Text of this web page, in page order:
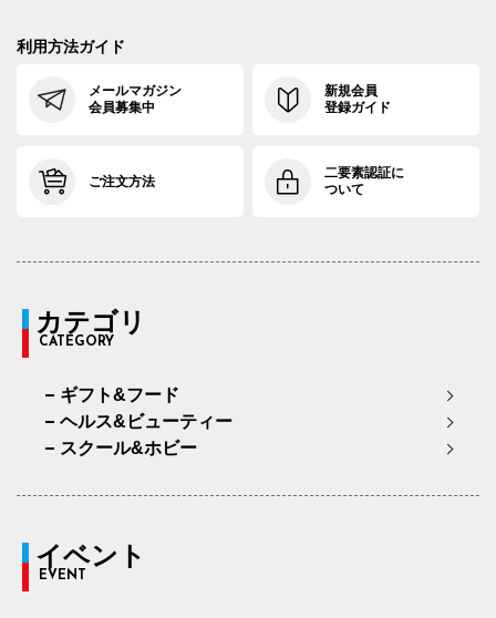
利用方法ガイド
メールマガジン
会員募集中
新規会員
登録ガイド
ご注文方法
二要素認証に
ついて
カテゴリ
CATEGORY
ギフト&フード
ヘルス&ビューティー
スクール&ホビー
イベント
EVENT